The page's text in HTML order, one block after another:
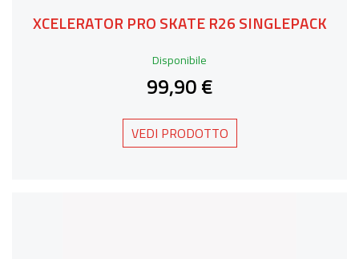
XCELERATOR PRO SKATE R26 SINGLEPACK
Disponibile
99,90 €
VEDI PRODOTTO